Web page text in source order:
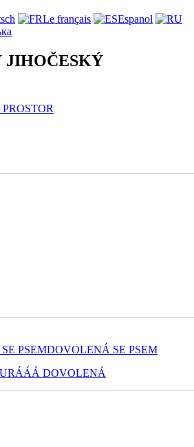
Le français
Espanol
JIHOČESKÝ
DOVOLENÁ SE PSEM
DOVOLENÁ